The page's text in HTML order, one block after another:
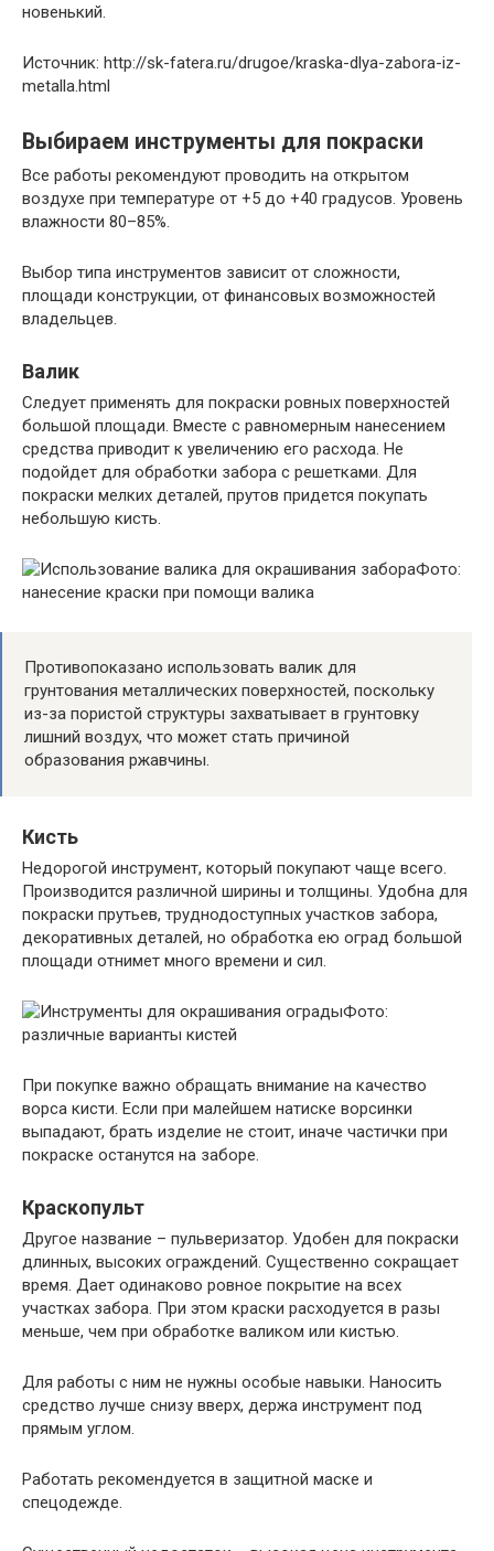
новенький.
Источник: http://sk-fatera.ru/drugoe/kraska-dlya-zabora-iz-
metalla.html
Выбираем инструменты для покраски
Все работы рекомендуют проводить на открытом
воздухе при температуре от +5 до +40 градусов. Уровень
влажности 80–85%.
Выбор типа инструментов зависит от сложности,
площади конструкции, от финансовых возможностей
владельцев.
Валик
Следует применять для покраски ровных поверхностей
большой площади. Вместе с равномерным нанесением
средства приводит к увеличению его расхода. Не
подойдет для обработки забора с решетками. Для
покраски мелких деталей, прутов придется покупать
небольшую кисть.
Фото:
нанесение краски при помощи валика
Противопоказано использовать валик для
грунтования металлических поверхностей, поскольку
из-за пористой структуры захватывает в грунтовку
лишний воздух, что может стать причиной
образования ржавчины.
Кисть
Недорогой инструмент, который покупают чаще всего.
Производится различной ширины и толщины. Удобна для
покраски прутьев, труднодоступных участков забора,
декоративных деталей, но обработка ею оград большой
площади отнимет много времени и сил.
Фото:
различные варианты кистей
При покупке важно обращать внимание на качество
ворса кисти. Если при малейшем натиске ворсинки
выпадают, брать изделие не стоит, иначе частички при
покраске останутся на заборе.
Краскопульт
Другое название – пульверизатор. Удобен для покраски
длинных, высоких ограждений. Существенно сокращает
время. Дает одинаково ровное покрытие на всех
участках забора. При этом краски расходуется в разы
меньше, чем при обработке валиком или кистью.
Для работы с ним не нужны особые навыки. Наносить
средство лучше снизу вверх, держа инструмент под
прямым углом.
Работать рекомендуется в защитной маске и
спецодежде.